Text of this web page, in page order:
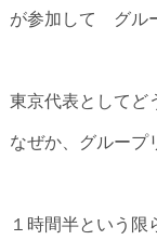
が参加して グル
東京代表としてど
なぜか、グループ
１時間半という